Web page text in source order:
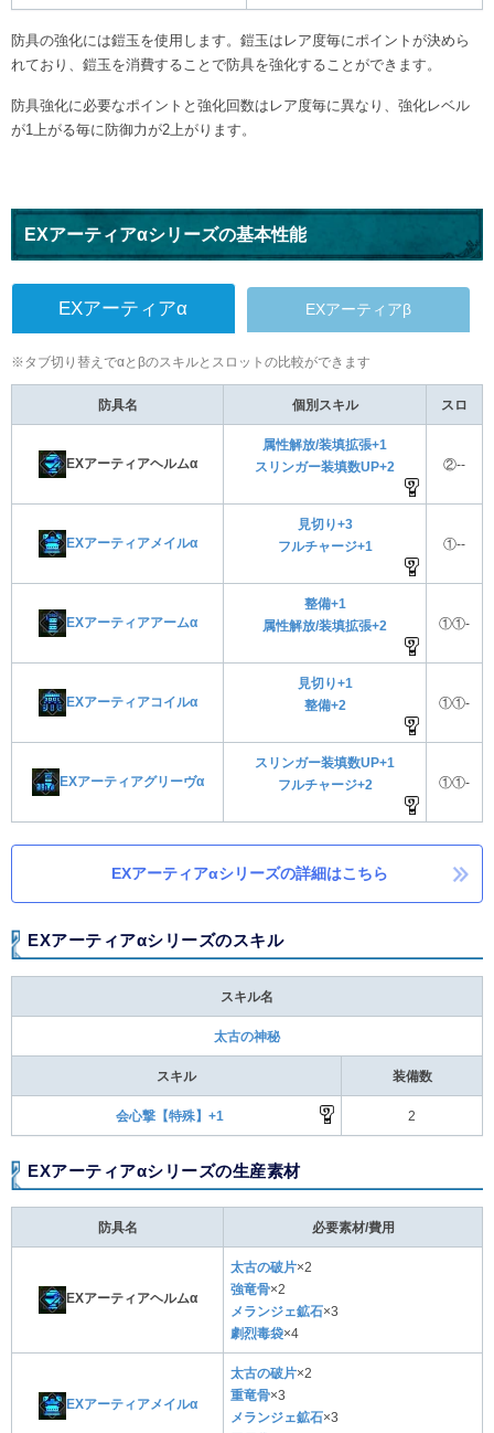
防具の強化には鎧玉を使用します。鎧玉はレア度毎にポイントが決めら
れており、鎧玉を消費することで防具を強化することができます。
防具強化に必要なポイントと強化回数はレア度毎に異なり、強化レベル
が1上がる毎に防御力が2上がります。
EXアーティアαシリーズの基本性能
EXアーティアα EXアーティアβ
※タブ切り替えでαとβのスキルとスロットの比較ができます
防具名 個別スキル スロ
EXアーティアヘルムα
属性解放/装填拡張+1
スリンガー装填数UP+2
②--
EXアーティアメイルα
見切り+3
フルチャージ+1
①--
EXアーティアアームα
整備+1
属性解放/装填拡張+2
①①-
EXアーティアコイルα
見切り+1
整備+2
①①-
EXアーティアグリーヴα
スリンガー装填数UP+1
フルチャージ+2
①①-
EXアーティアαシリーズの詳細はこちら
EXアーティアαシリーズのスキル
スキル名
太古の神秘
スキル 装備数
会心撃【特殊】+1 2
EXアーティアαシリーズの生産素材
防具名 必要素材/費用
EXアーティアヘルムα
太古の破片×2
強竜骨×2
メランジェ鉱石×3
劇烈毒袋×4
EXアーティアメイルα
太古の破片×2
重竜骨×3
メランジェ鉱石×3